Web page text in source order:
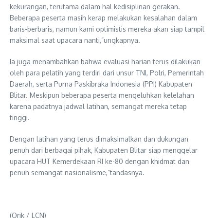
kekurangan, terutama dalam hal kedisiplinan gerakan.
Beberapa peserta masih kerap melakukan kesalahan dalam
baris-berbaris, namun kami optimistis mereka akan siap tampil
maksimal saat upacara nanti,”ungkapnya.
Ia juga menambahkan bahwa evaluasi harian terus dilakukan
oleh para pelatih yang terdiri dari unsur TNI, Polri, Pemerintah
Daerah, serta Purna Paskibraka Indonesia (PPI) Kabupaten
Blitar. Meskipun beberapa peserta mengeluhkan kelelahan
karena padatnya jadwal latihan, semangat mereka tetap
tinggi.
Dengan latihan yang terus dimaksimalkan dan dukungan
penuh dari berbagai pihak, Kabupaten Blitar siap menggelar
upacara HUT Kemerdekaan RI ke-80 dengan khidmat dan
penuh semangat nasionalisme,”tandasnya.
(Orik / LCN)